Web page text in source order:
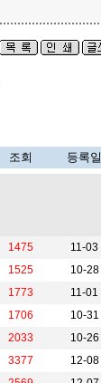
조회 등록일
1475
11-03
1525
10-28
1773
11-01
1706
10-31
2033
10-26
3377
12-08